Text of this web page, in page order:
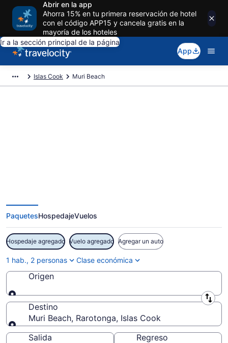
Abrir en la app
Ahorra 15% en tu primera reservación de hotel
con el código APP15 y cancela gratis en la
mayoría de los hoteles
Ir a la sección principal de la página
App
Islas Cook Muri Beach
PaquetesHospedajeVuelos
Hospedaje agregado Vuelo agregado Agregar un auto
1 hab., 2 personas Clase económica
Origen
Origen
Destino
Muri Beach, Rarotonga, Islas Cook
Destino
Salida
Regreso